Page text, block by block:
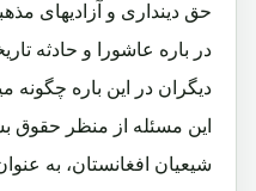
حق دینداری و آزادیهای
در باره عاشورا و حادثه
دیگران در این باره چگونه
این مسئله از منظر حقوق
شیعیان افغانستان، به